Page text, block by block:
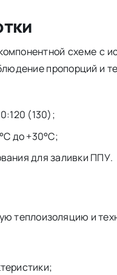
схеме с
пропорций и
(130);
до +30°C;
для заливки ППУ.
теплоизоляцию и